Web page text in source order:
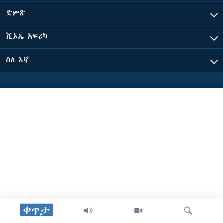
ቋንቋዎች
ቀጥታ
ድምጽ
ቪኦኤ አፍሪካ
ስለ እኛ